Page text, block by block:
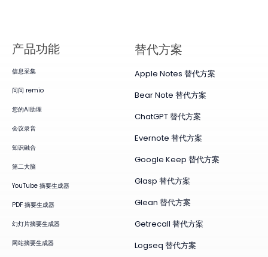
产品​功能
信息采集
问问 remio
您的AI助理
会议录音
知识融合
第二大脑
YouTube 摘要生成器
PDF 摘要生成器
幻灯片摘要生成器
网站摘要生成器
替代方案
Apple Notes 替代方案
Bear Note 替代方案
ChatGPT 替代方案
Evernote 替代方案
Google Keep 替代方案
Glasp 替代方案
Glean 替代方案
Getrecall 替代方案
Logseq 替代方案